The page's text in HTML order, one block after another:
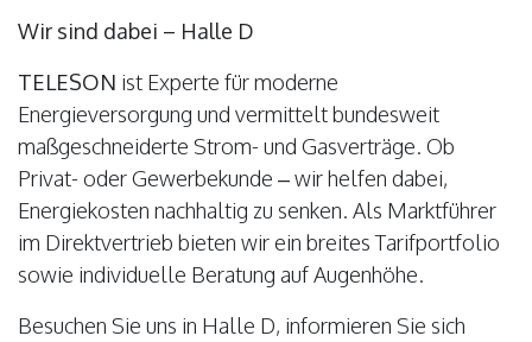
Wir sind dabei – Halle D
TELESON ist Experte für moderne
Energieversorgung und vermittelt bundesweit
maßgeschneiderte Strom- und Gasverträge. Ob
Privat- oder Gewerbekunde – wir helfen dabei,
Energiekosten nachhaltig zu senken. Als Marktführer
im Direktvertrieb bieten wir ein breites Tarifportfolio
sowie individuelle Beratung auf Augenhöhe.
Besuchen Sie uns in Halle D, informieren Sie sich